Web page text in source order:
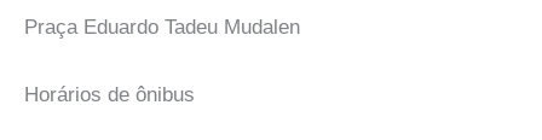
Praça Eduardo Tadeu Mudalen
Horários de ônibus